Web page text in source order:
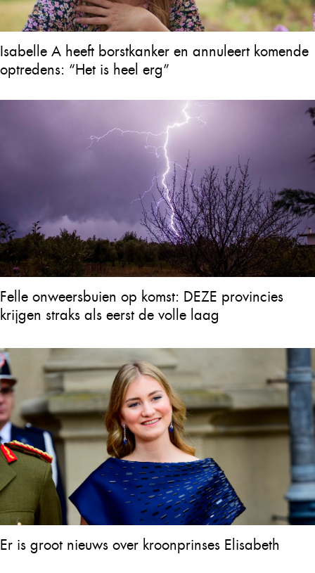
Isabelle A heeft borstkanker en annuleert komende
optredens: “Het is heel erg”
Felle onweersbuien op komst: DEZE provincies
krijgen straks als eerst de volle laag
Er is groot nieuws over kroonprinses Elisabeth